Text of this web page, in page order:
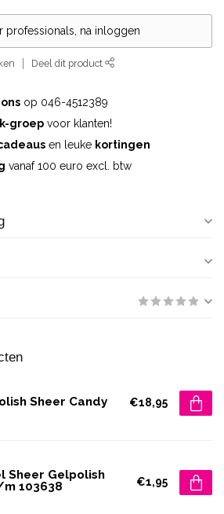
professionals, na inloggen
Deel dit product
op 046-4512389
groep voor klanten!
en leuke kortingen
vanaf 100 euro excl. btw
Sheer Candy €18,95
Sheer Gelpolish
103638
€1,95